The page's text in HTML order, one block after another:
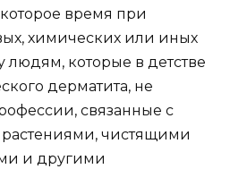
время при
химических или иных
людям, которые в детстве
дерматита, не
связанные с
чистящими
и другими